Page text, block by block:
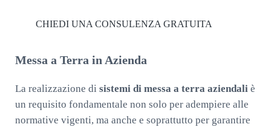
CHIEDI UNA CONSULENZA GRATUITA
Messa a Terra in Azienda
La realizzazione di sistemi di messa a terra aziendaliè
un requisito fondamentale non solo per adempiere alle
normative vigenti, ma anche e soprattutto per garantire